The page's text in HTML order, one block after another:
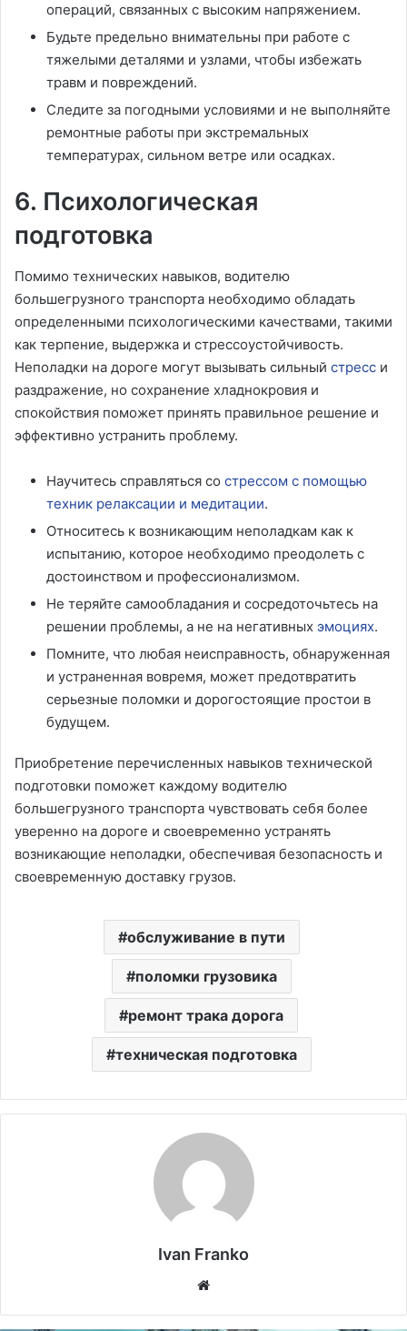
операций, связанных с высоким напряжением.
Будьте предельно внимательны при работе с
тяжелыми деталями и узлами, чтобы избежать
травм и повреждений.
Следите за погодными условиями и не выполняйте
ремонтные работы при экстремальных
температурах, сильном ветре или осадках.
6. Психологическая
подготовка
Помимо технических навыков, водителю
большегрузного транспорта необходимо обладать
определенными психологическими качествами, такими
как терпение, выдержка и стрессоустойчивость.
Неполадки на дороге могут вызывать сильный стресс и
раздражение, но сохранение хладнокровия и
спокойствия поможет принять правильное решение и
эффективно устранить проблему.
Научитесь справляться со стрессом с помощью
техник релаксации и медитации.
Относитесь к возникающим неполадкам как к
испытанию, которое необходимо преодолеть с
достоинством и профессионализмом.
Не теряйте самообладания и сосредоточьтесь на
решении проблемы, а не на негативных эмоциях.
Помните, что любая неисправность, обнаруженная
и устраненная вовремя, может предотвратить
серьезные поломки и дорогостоящие простои в
будущем.
Приобретение перечисленных навыков технической
подготовки поможет каждому водителю
большегрузного транспорта чувствовать себя более
уверенно на дороге и своевременно устранять
возникающие неполадки, обеспечивая безопасность и
своевременную доставку грузов.
обслуживание в пути
поломки грузовика
ремонт трака дорога
техническая подготовка
Ivan Franko